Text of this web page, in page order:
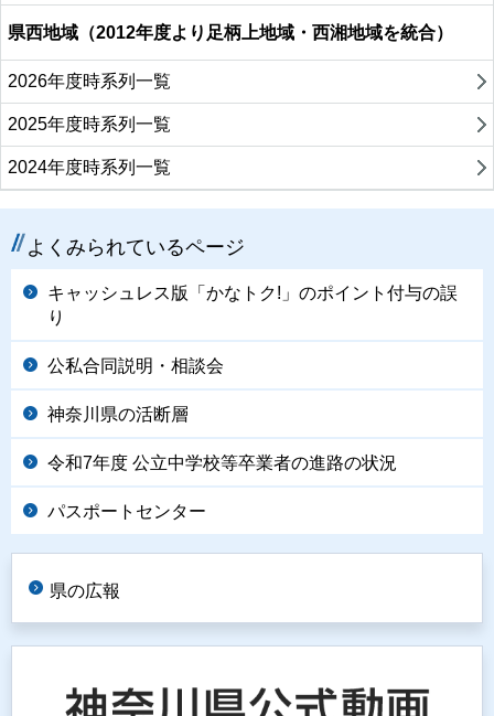
県西地域（2012年度より足柄上地域・西湘地域を統合）
2026年度時系列一覧
2025年度時系列一覧
2024年度時系列一覧
よくみられているページ
キャッシュレス版「かなトク!」のポイント付与の誤
り
公私合同説明・相談会
神奈川県の活断層
令和7年度 公立中学校等卒業者の進路の状況
パスポートセンター
県の広報